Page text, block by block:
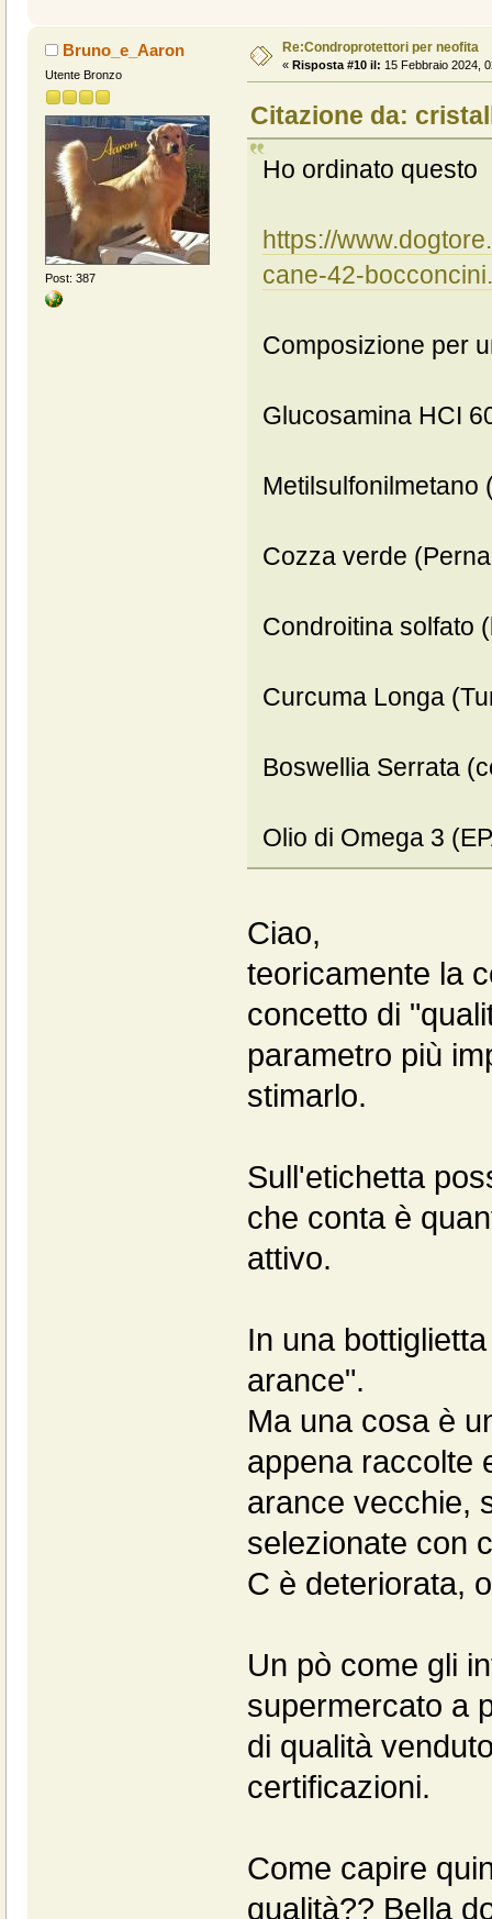
Bruno_e_Aaron
Utente Bronzo
Post: 387
Re:Condroprotettori per neofita
« Risposta #10 il: 15 Febbraio 2024,
Citazione da:
Ho ordinato questo
https://
cane-42-
Composizione per
Glucosamina HCI
Metilsulfonilmetano
Cozza verde
Condroitina solfato
Curcuma Longa
Boswellia Serrata
Olio di Omega 3
Ciao,
teoricamente la
concetto di
parametro più
stimarlo.
Sull'etichetta
che conta è
attivo.
In una
arance".
Ma una cosa è
appena raccolte
arance vecchie,
selezionate con
C è deteriorata,
Un pò come gli
supermercato a
di qualità
certificazioni.
Come capire
qualità?? Bella